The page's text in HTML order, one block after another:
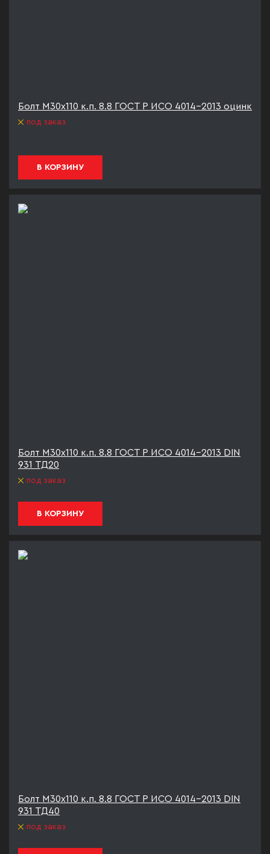
Болт М30х110 к.п. 8.8 ГОСТ Р ИСО 4014-2013 оцинк
под заказ
В КОРЗИНУ
Болт М30х110 к.п. 8.8 ГОСТ Р ИСО 4014-2013 DIN
931 ТД20
под заказ
В КОРЗИНУ
Болт М30х110 к.п. 8.8 ГОСТ Р ИСО 4014-2013 DIN
931 ТД40
под заказ